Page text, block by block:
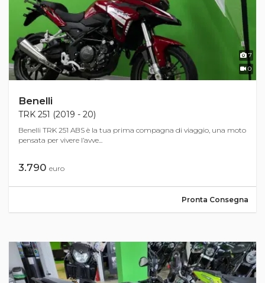
7
0
Benelli
TRK 251 (2019 - 20)
Benelli TRK 251 ABS è la tua prima compagna di viaggio, una moto
pensata per vivere l’avve...
3.790 euro
Pronta Consegna